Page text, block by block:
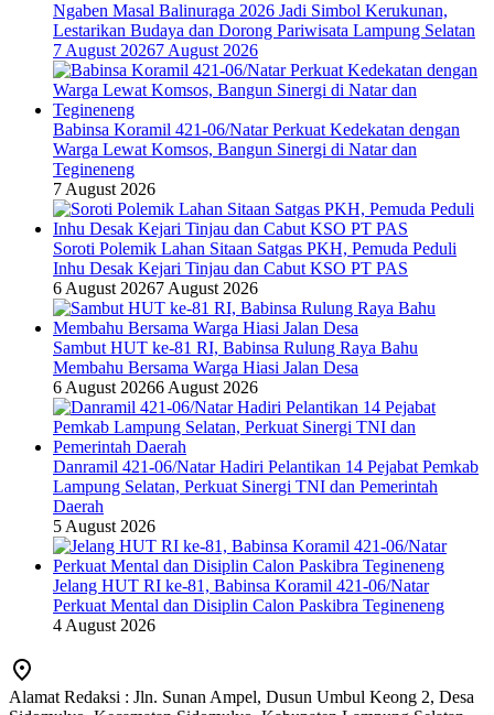
Ngaben Masal Balinuraga 2026 Jadi Simbol Kerukunan,
Lestarikan Budaya dan Dorong Pariwisata Lampung Selatan
7 August 20267 August 2026
Babinsa Koramil 421-06/Natar Perkuat Kedekatan dengan
Warga Lewat Komsos, Bangun Sinergi di Natar dan
Tegineneng
7 August 2026
Soroti Polemik Lahan Sitaan Satgas PKH, Pemuda Peduli
Inhu Desak Kejari Tinjau dan Cabut KSO PT PAS
6 August 20267 August 2026
Sambut HUT ke-81 RI, Babinsa Rulung Raya Bahu
Membahu Bersama Warga Hiasi Jalan Desa
6 August 20266 August 2026
Danramil 421-06/Natar Hadiri Pelantikan 14 Pejabat Pemkab
Lampung Selatan, Perkuat Sinergi TNI dan Pemerintah
Daerah
5 August 2026
Jelang HUT RI ke-81, Babinsa Koramil 421-06/Natar
Perkuat Mental dan Disiplin Calon Paskibra Tegineneng
4 August 2026
Alamat Redaksi : Jln. Sunan Ampel, Dusun Umbul Keong 2, Desa